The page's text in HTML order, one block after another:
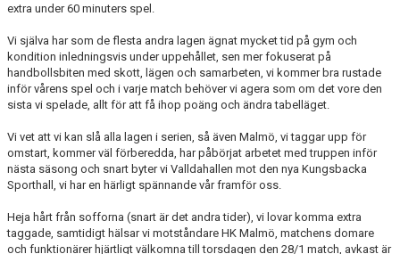
extra under 60 minuters spel.
Vi själva har som de flesta andra lagen ägnat mycket tid på gym och
kondition inledningsvis under uppehållet, sen mer fokuserat på
handbollsbiten med skott, lägen och samarbeten, vi kommer bra rustade
inför vårens spel och i varje match behöver vi agera som om det vore den
sista vi spelade, allt för att få ihop poäng och ändra tabelläget.
Vi vet att vi kan slå alla lagen i serien, så även Malmö, vi taggar upp för
omstart, kommer väl förberedda, har påbörjat arbetet med truppen inför
nästa säsong och snart byter vi Valldahallen mot den nya Kungsbacka
Sporthall, vi har en härligt spännande vår framför oss.
Heja hårt från sofforna (snart är det andra tider), vi lovar komma extra
taggade, samtidigt hälsar vi motståndare HK Malmö, matchens domare
och funktionärer hjärtligt välkomna till torsdagen den 28/1 match, avkast är